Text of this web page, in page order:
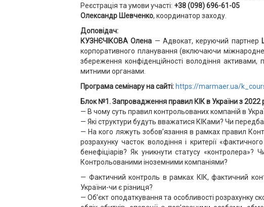
Реєстрація та умови участі: +38 (098) 696-61-05
Олександр Шевченко, координатор заходу.
Доповідач:
КУЗНЄЧІКОВА Олена — Адвокат, керуючий партнер
корпоративного планування (включаючи
збереження конфіденційності володіння
митними органами.
Програма семінару на сайті: https://marmaer.ua/
Блок №1. Запровадження правил КІК в України з 2022
— В чому суть правил контрольованих компаній в
— Які структури будуть вважатися КІКами? Чи
— На кого ляжуть зобов’язання в рамках правил
розрахунку часток володіння і критерії
бенефіціарів? Як уникнути статусу
Контрольованими іноземними компаніями?
— Фактичний контроль в рамках КІК, фактичний
України-чи є різниця?
— Об’єкт оподаткування та особливості розрахунку